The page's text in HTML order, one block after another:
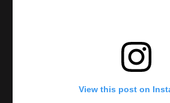
View this post on